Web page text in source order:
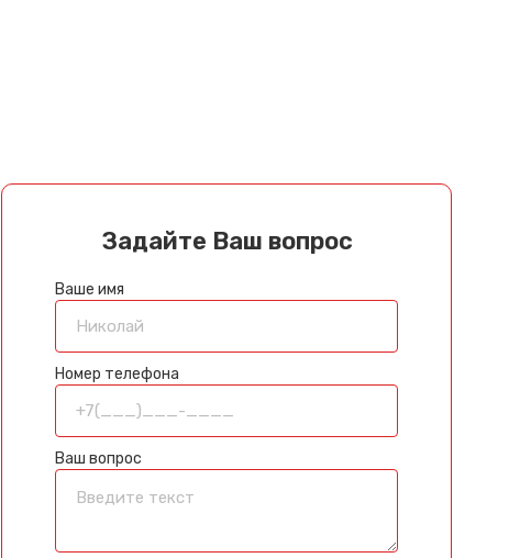
Задайте Ваш вопрос
Ваше имя
Номер телефона
Ваш вопрос